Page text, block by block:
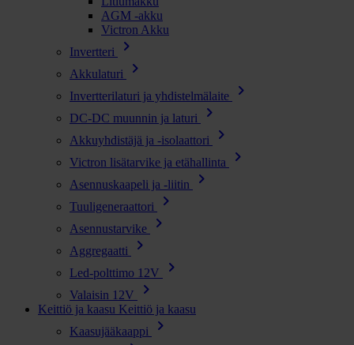
AGM -akku
Victron Akku
Invertteri
chevron_right
Akkulaturi chevron_right
Invertterilaturi ja yhdistelmälaite chevron_right
DC-DC muunnin ja laturi chevron_right
Akkuyhdistäjä ja -isolaattori chevron_right
Victron lisätarvike ja etähallinta chevron_right
Asennuskaapeli ja -liitin chevron_right
Tuuligeneraattori chevron_right
Asennustarvike chevron_right
Aggregaatti chevron_right
Led-polttimo 12V chevron_right
Valaisin 12V chevron_right
Keittiö ja kaasu Keittiö ja kaasu
Kaasujääkaappi
chevron_right